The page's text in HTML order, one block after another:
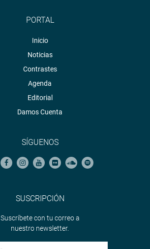
PORTAL
Inicio
Noticias
Contrastes
Agenda
Editorial
Damos Cuenta
SÍGUENOS
SUSCRIPCIÓN
Suscríbete con tu correo a
nuestro newsletter.